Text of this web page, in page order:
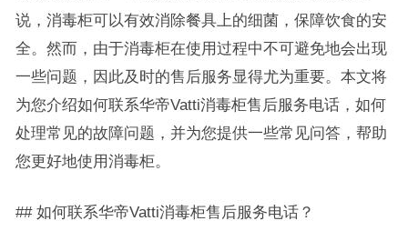
说，消毒柜可以有效消除餐具上的细菌，保障饮食的安
全。然而，由于消毒柜在使用过程中不可避免地会出现
一些问题，因此及时的售后服务显得尤为重要。本文将
为您介绍如何联系华帝Vatti消毒柜售后服务电话，如何
处理常见的故障问题，并为您提供一些常见问答，帮助
您更好地使用消毒柜。
## 如何联系华帝Vatti消毒柜售后服务电话？